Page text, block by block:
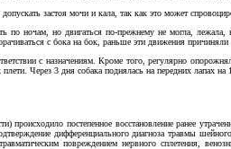
застоя мочи и кала, так как это может
по ночам, но двигаться по-прежнему не могла,
с бока на бок, раньше эти движения причиняли
с назначениям. Кроме того, регулярно
Через 3 дня собака поднялась на передних
происходило постепенное восстановление ранее
дифференциального диагноза травмы
повреждением нервного сплетения,